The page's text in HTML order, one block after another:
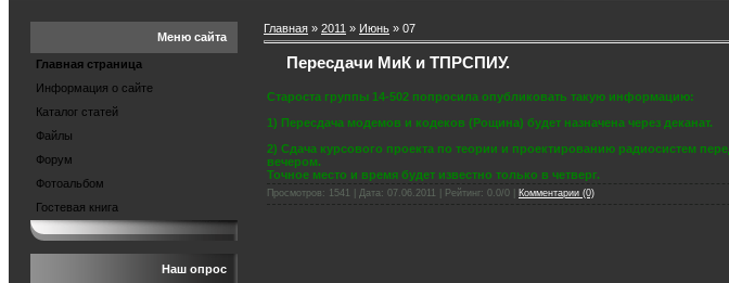
Меню сайта
Главная страница
Информация о сайте
Каталог статей
Файлы
Форум
Фотоальбом
Гостевая книга
Наш опрос
Главная » 2011 » Июнь » 07
Пересдачи МиК и ТПРСПИУ.
Староста группы 14-502 попросила опубликовать такую информацию:
1) Пересдача модемов и кодеков (Рощина) будет назначена через деканат.
2) Сдача курсового проекта по теории и проектированию радиосистем
вечером.
Точное место и время будет известно только в четверг.
Просмотров: 1541 | Дата: 07.06.2011 | Рейтинг: 0.0/0 | Комментарии (0)